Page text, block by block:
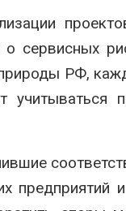
сервисных
РФ,
учитываться
предприятий